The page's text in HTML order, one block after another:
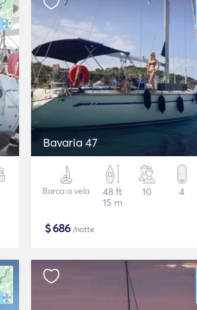
Bavaria 47
Barca a vela
48 ft
15 m
10 4
$686/notte